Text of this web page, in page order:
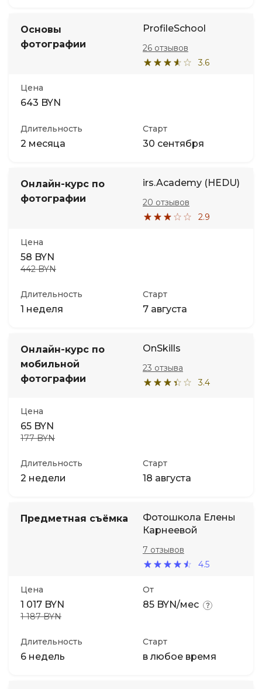
Основы
фотографии
ProfileSchool
3.6
26 отзывов
Цена
643 BYN
Длительность
2 месяца
Старт
30 сентября
Онлайн-курс по
фотографии
irs.Academy (HEDU)
2.9
20 отзывов
Цена
58 BYN
442 BYN
Длительность
1 неделя
Старт
7 августа
Онлайн-курс по
мобильной
фотографии
OnSkills
3.4
23 отзыва
Цена
65 BYN
177 BYN
Длительность
2 недели
Старт
18 августа
Предметная съёмка
Фотошкола Елены
Карнеевой
4.5
7 отзывов
Цена
1 017 BYN
1 187 BYN
От
85 BYN/мес
Длительность
6 недель
Старт
в любое время